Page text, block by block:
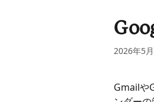
2026年5
Gmailや